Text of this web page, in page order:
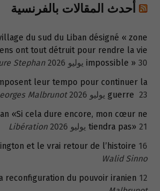
أحدث المقالات بالفرنسية
du sud du Liban désigné « zone
ont tout détruit pour rendre la vie
impossible » 30 يوليو 2026
Stephan
leur tempo pour continuer la
guerre 23 يوليو 2026
Malbrunot
«Si cela dure encore, mon cœur ne
tiendra pas» 21 يوليو 2026
Libération
et le vrai retour de l’histoire 16 يوليو 2026
Walid Sinno
reconfiguration du pouvoir iranien 12 يوليو 2026